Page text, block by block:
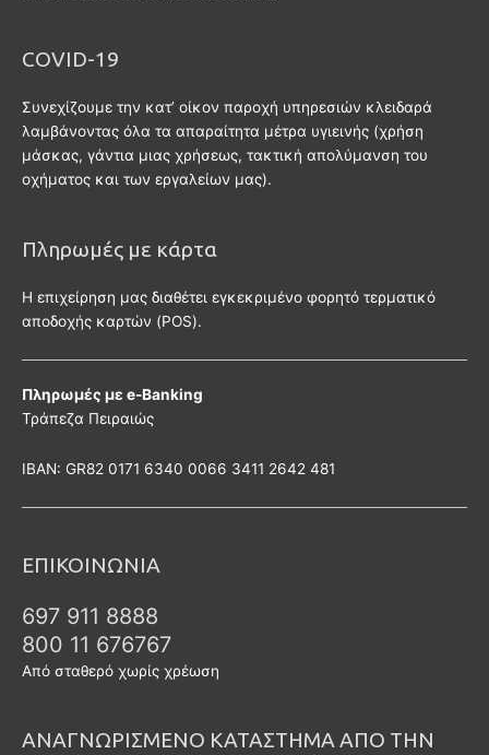
COVID-19
Συνεχίζουμε την κατ’ οίκον παροχή υπηρεσιών κλειδαρά
λαμβάνοντας όλα τα απαραίτητα μέτρα υγιεινής (χρήση
μάσκας, γάντια μιας χρήσεως, τακτική απολύμανση του
οχήματος και των εργαλείων μας).
Πληρωμές με κάρτα
Η επιχείρηση μας διαθέτει εγκεκριμένο φορητό τερματικό
αποδοχής καρτών (POS).
Πληρωμές με e-Banking
Τράπεζα Πειραιώς
ΙΒΑΝ: GR82 0171 6340 0066 3411 2642 481
ΕΠΙΚΟΙΝΩΝΙΑ
697 911 8888
800 11 676767
Από σταθερό χωρίς χρέωση
ΑΝΑΓΝΩΡΙΣΜΕΝΟ ΚΑΤΑΣΤΗΜΑ ΑΠΟ ΤΗΝ